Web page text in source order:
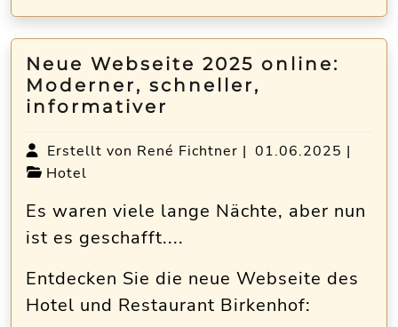
Neue Webseite 2025 online:
Moderner, schneller,
informativer
Erstellt von René Fichtner | 01.06.2025 |
Hotel
Es waren viele lange Nächte, aber nun
ist es geschafft....
Entdecken Sie die neue Webseite des
Hotel und Restaurant Birkenhof: